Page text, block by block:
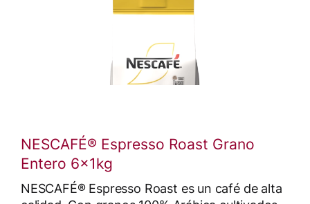
NESCAFÉ® Espresso Roast Grano
Entero 6x1kg
NESCAFÉ® Espresso Roast es un café de alta